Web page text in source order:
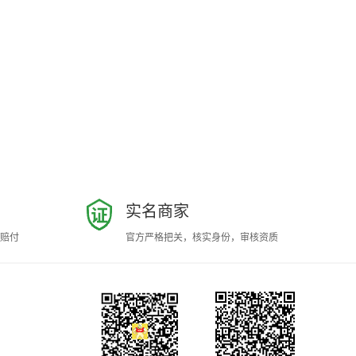
付
实名商家
官方严格把关，核实身份，审核资质